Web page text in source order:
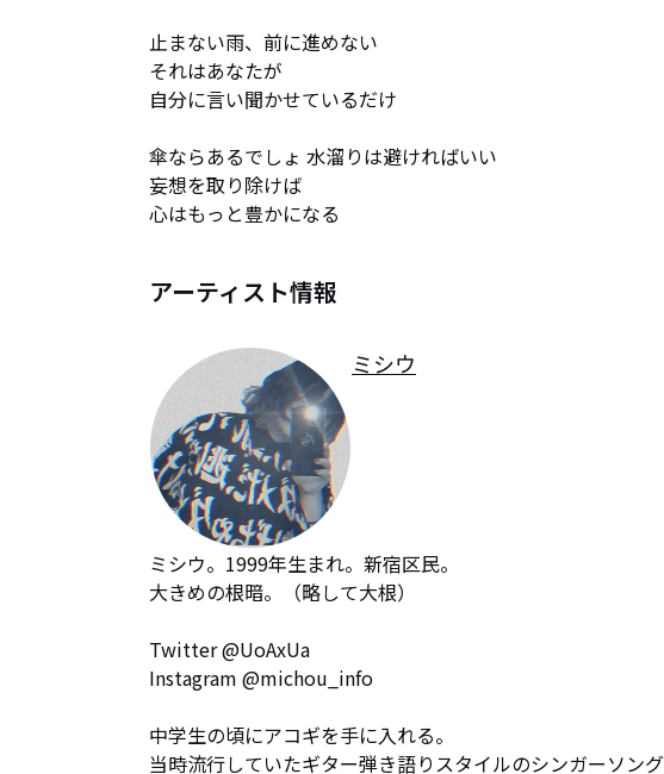
止まない雨、前に進めない
それはあなたが
自分に言い聞かせているだけ
傘ならあるでしょ 水溜りは避ければいい
妄想を取り除けば
心はもっと豊かになる
アーティスト情報
ミシウ
ミシウ。1999年生まれ。新宿区民。
大きめの根暗。（略して大根）
Twitter @UoAxUa
Instagram @michou_info
中学生の頃にアコギを手に入れる。
当時流行していたギター弾き語りスタイルのシンガーソン